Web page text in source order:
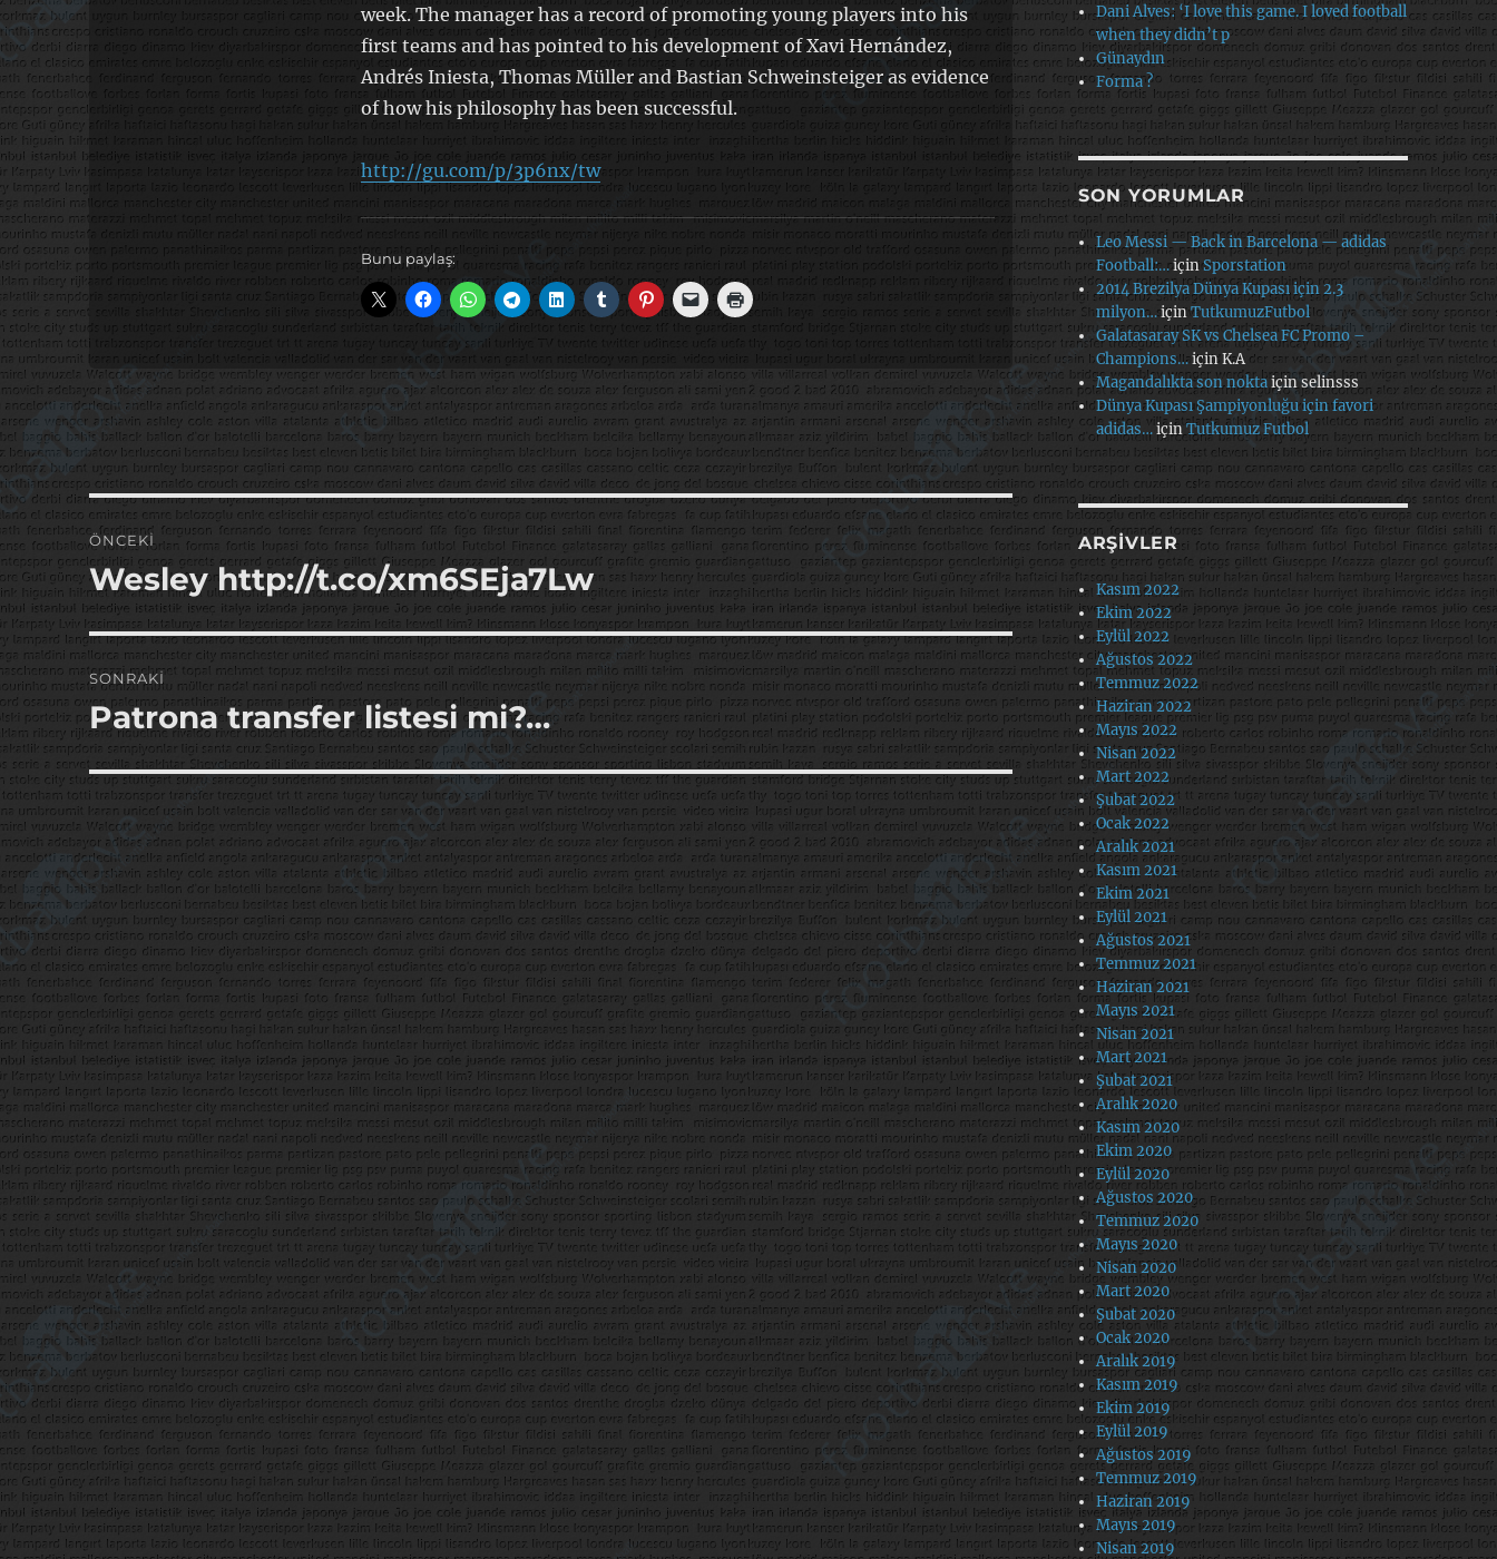
week. The manager has a record of promoting young players into his
first teams and has pointed to his development of Xavi Hernández,
Andrés Iniesta, Thomas Müller and Bastian Schweinsteiger as evidence
of how his philosophy has been successful.
http://gu.com/p/3p6nx/tw
Bunu paylaş:
Yazı
gezinmesi
ÖNCEKI
Önceki
yazı:
Wesley http://t.co/xm6SEja7Lw
SONRAKI
Sonraki
yazı:
Patrona transfer listesi mi?…
Dani Alves: ‘I love this game. I loved football
when they didn’t p
Günaydın
Forma ?
SON YORUMLAR
Leo Messi — Back in Barcelona — adidas
Football:…içinSporstation
2014 Brezilya Dünya Kupası için 2.3
milyon…içinTutkumuzFutbol
Galatasaray SK vs Chelsea FC Promo –
Champions…içinK.A
Magandalıkta son noktaiçinselinsss
Dünya Kupası Şampiyonluğu için favori
adidas…içinTutkumuz Futbol
ARŞIVLER
Kasım 2022
Ekim 2022
Eylül 2022
Ağustos 2022
Temmuz 2022
Haziran 2022
Mayıs 2022
Nisan 2022
Mart 2022
Şubat 2022
Ocak 2022
Aralık 2021
Kasım 2021
Ekim 2021
Eylül 2021
Ağustos 2021
Temmuz 2021
Haziran 2021
Mayıs 2021
Nisan 2021
Mart 2021
Şubat 2021
Aralık 2020
Kasım 2020
Ekim 2020
Eylül 2020
Ağustos 2020
Temmuz 2020
Mayıs 2020
Nisan 2020
Mart 2020
Şubat 2020
Ocak 2020
Aralık 2019
Kasım 2019
Ekim 2019
Eylül 2019
Ağustos 2019
Temmuz 2019
Haziran 2019
Mayıs 2019
Nisan 2019